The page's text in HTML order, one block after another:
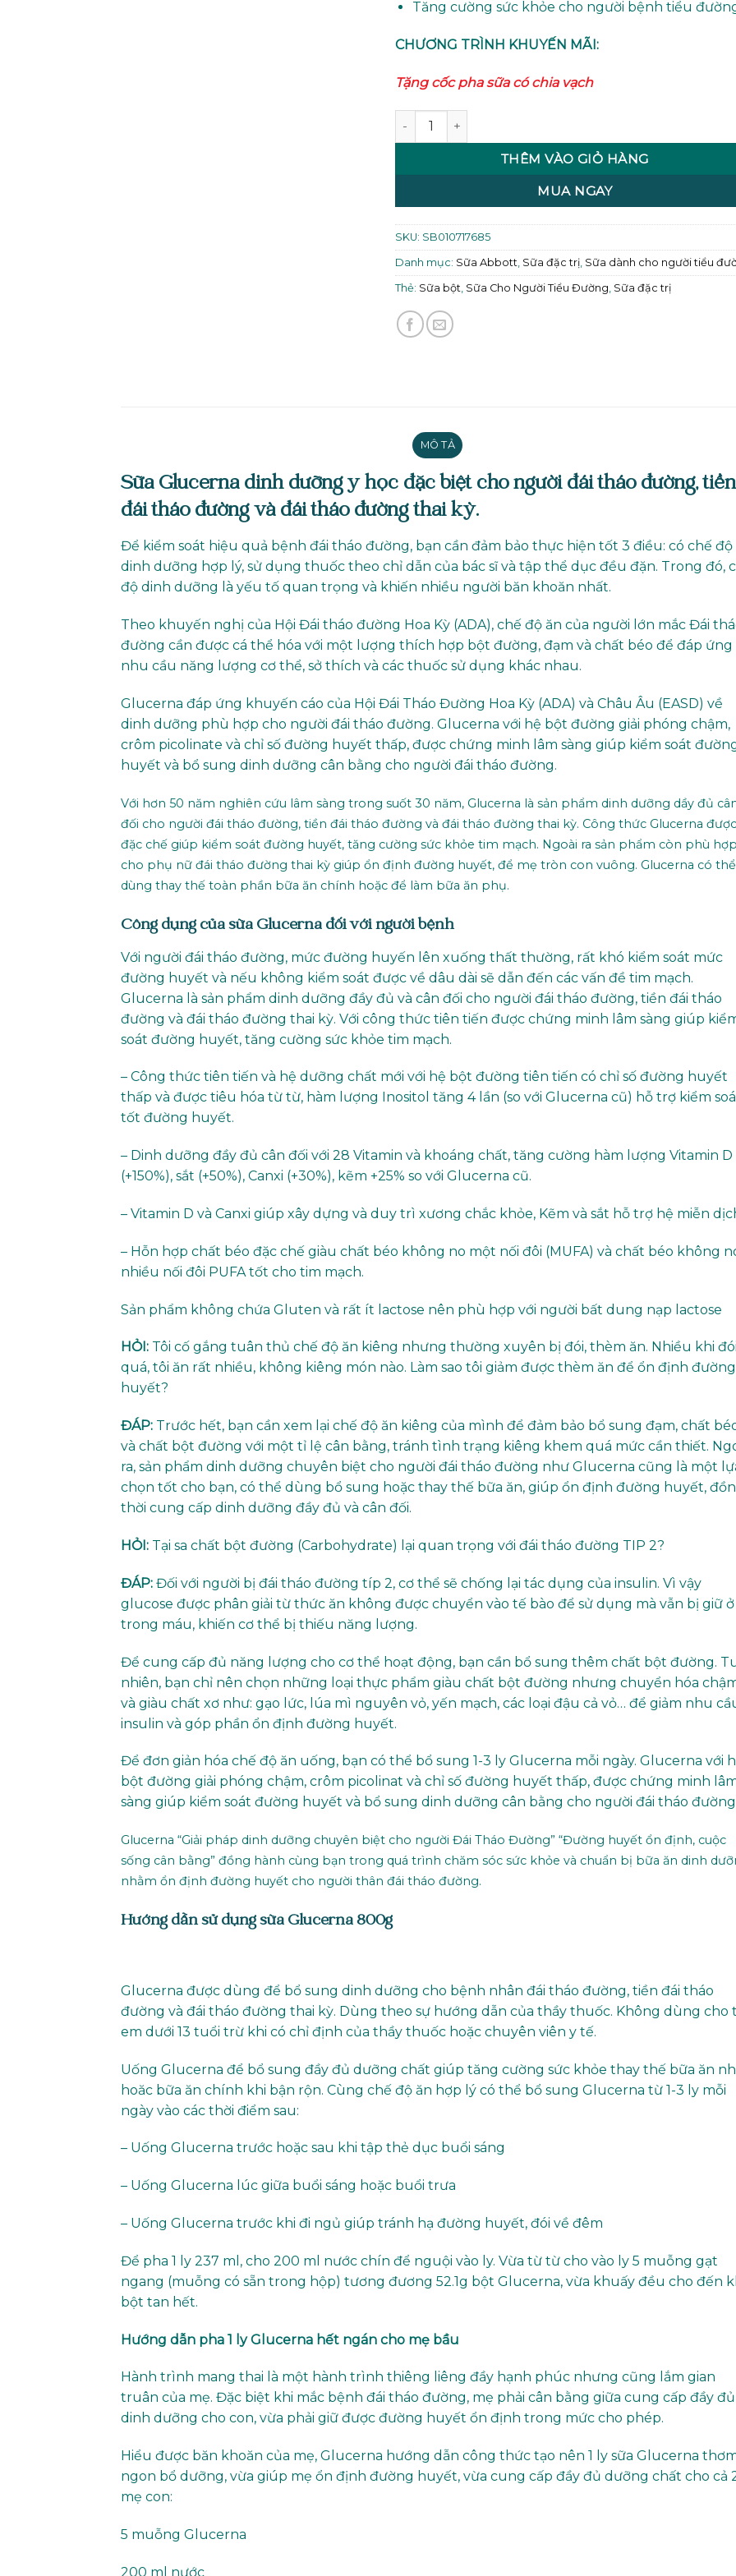
Tăng cường sức khỏe cho người bệnh tiểu
CHƯƠNG TRÌNH KHUYẾN MÃI:
Tặng cốc pha sữa có chia vạch
Sữa Glucerna Abbott 800g số lượng
THÊM VÀO GIỎ HÀNG
MUA NGAY
SKU: SB010717685
Danh mục: Sữa Abbott Sữa đặc trị, Sữa dành cho người tiểu
Thẻ: Sữa bột Sữa Cho Người Tiểu Đường Sữa đặc trị
MÔ TẢ
Sữa Glucerna dinh dưỡng y học đặc biệt cho người đái tháo đường, tiền
đái tháo đường và đái tháo đường thai kỳ.
Để kiểm soát hiệu quả bệnh đái tháo đường, bạn cần đảm bảo thực hiện tốt 3 điều: có chế độ
dinh dưỡng hợp lý, sử dụng thuốc theo chỉ dẫn của bác sĩ và tập thể dục đều đặn. Trong đó,
độ dinh dưỡng là yếu tố quan trọng và khiến nhiều người băn khoăn nhất.
Theo khuyến nghị của Hội Đái tháo đường Hoa Kỳ (ADA), chế độ ăn của người lớn mắc Đái
đường cần được cá thể hóa với một lượng thích hợp bột đường, đạm và chất béo để đáp ứng
nhu cầu năng lượng cơ thể, sở thích và các thuốc sử dụng khác nhau.
Glucerna đáp ứng khuyến cáo của Hội Đái Tháo Đường Hoa Kỳ (ADA) và Châu Âu (EASD) về
dinh dưỡng phù hợp cho người đái tháo đường. Glucerna với hệ bột đường giải phóng chậm,
crôm picolinate và chỉ số đường huyết thấp, được chứng minh lâm sàng giúp kiểm soát
huyết và bổ sung dinh dưỡng cân bằng cho người đái tháo đường.
Với hơn 50 năm nghiên cứu lâm sàng trong suốt 30 năm, Glucerna là sản phẩm dinh dưỡng dầy đủ
đối cho người đái tháo đường, tiền đái tháo đường và đái tháo đường thai kỳ. Công thức Glucerna được
đặc chế giúp kiểm soát đường huyết, tăng cường sức khỏe tim mạch. Ngoài ra sản phẩm còn phù hợp
cho phụ nữ đái tháo đường thai kỳ giúp ổn định đường huyết, để mẹ tròn con vuông. Glucerna có thể
dùng thay thế toàn phần bữa ăn chính hoặc để làm bữa ăn phụ.
Công dụng của sữa Glucerna đối với người bệnh
Với người đái tháo đường, mức đường huyến lên xuống thất thường, rất khó kiểm soát mức
đường huyết và nếu không kiểm soát được về dâu dài sẽ dẫn đến các vấn đề tim mạch.
Glucerna là sản phẩm dinh dưỡng đầy đủ và cân đối cho người đái tháo đường, tiền đái tháo
đường và đái tháo đường thai kỳ. Với công thức tiên tiến được chứng minh lâm sàng giúp
soát đường huyết, tăng cường sức khỏe tim mạch.
– Công thức tiên tiến và hệ dưỡng chất mới với hệ bột đường tiên tiến có chỉ số đường huyết
thấp và được tiêu hóa từ từ, hàm lượng Inositol tăng 4 lần (so với Glucerna cũ) hỗ trợ kiểm
tốt đường huyết.
– Dinh dưỡng đầy đủ cân đối với 28 Vitamin và khoáng chất, tăng cường hàm lượng Vitamin D
(+150%), sắt (+50%), Canxi (+30%), kẽm +25% so với Glucerna cũ.
– Vitamin D và Canxi giúp xây dựng và duy trì xương chắc khỏe, Kẽm và sắt hỗ trợ hệ miễn
– Hỗn hợp chất béo đặc chế giàu chất béo không no một nối đôi (MUFA) và chất béo không
nhiều nối đôi PUFA tốt cho tim mạch.
Sản phẩm không chứa Gluten và rất ít lactose nên phù hợp với người bất dung nạp lactose
HỎI: Tôi cố gắng tuân thủ chế độ ăn kiêng nhưng thường xuyên bị đói, thèm ăn. Nhiều khi đói
quá, tôi ăn rất nhiều, không kiêng món nào. Làm sao tôi giảm được thèm ăn để ổn định đường
huyết?
ĐÁP: Trước hết, bạn cần xem lại chế độ ăn kiêng của mình để đảm bảo bổ sung đạm, chất
và chất bột đường với một tỉ lệ cân bằng, tránh tình trạng kiêng khem quá mức cần thiết.
ra, sản phẩm dinh dưỡng chuyên biệt cho người đái tháo đường như Glucerna cũng là một
chọn tốt cho bạn, có thể dùng bổ sung hoặc thay thế bữa ăn, giúp ổn định đường huyết,
thời cung cấp dinh dưỡng đầy đủ và cân đối.
HỎI: Tại sa chất bột đường (Carbohydrate) lại quan trọng với đái tháo đường TIP 2?
ĐÁP: Đối với người bị đái tháo đường típ 2, cơ thể sẽ chống lại tác dụng của insulin. Vì vậy
glucose được phân giải từ thức ăn không được chuyển vào tế bào để sử dụng mà vẫn bị giữ ở
trong máu, khiến cơ thể bị thiếu năng lượng.
Để cung cấp đủ năng lượng cho cơ thể hoạt động, bạn cần bổ sung thêm chất bột đường.
nhiên, bạn chỉ nên chọn những loại thực phẩm giàu chất bột đường nhưng chuyển hóa
và giàu chất xơ như: gạo lức, lúa mì nguyên vỏ, yến mạch, các loại đậu cả vỏ… để giảm nhu
insulin và góp phần ổn định đường huyết.
Để đơn giản hóa chế độ ăn uống, bạn có thể bổ sung 1-3 ly Glucerna mỗi ngày. Glucerna với
bột đường giải phóng chậm, crôm picolinat và chỉ số đường huyết thấp, được chứng minh
sàng giúp kiểm soát đường huyết và bổ sung dinh dưỡng cân bằng cho người đái tháo
Glucerna “Giải pháp dinh dưỡng chuyên biệt cho người Đái Tháo Đường” “Đường huyết ổn định, cuộc
sống cân bằng” đồng hành cùng bạn trong quá trình chăm sóc sức khỏe và chuẩn bị bữa ăn dinh
nhằm ổn định đường huyết cho người thân đái tháo đường.
Hướng dẫn sử dụng sữa Glucerna 800g
Glucerna được dùng để bổ sung dinh dưỡng cho bệnh nhân đái tháo đường, tiền đái tháo
đường và đái tháo đường thai kỳ. Dùng theo sự hướng dẫn của thầy thuốc. Không dùng cho
em dưới 13 tuổi trừ khi có chỉ định của thầy thuốc hoặc chuyên viên y tế.
Uống Glucerna để bổ sung đầy đủ dưỡng chất giúp tăng cường sức khỏe thay thế bữa ăn
hoăc bữa ăn chính khi bận rộn. Cùng chế độ ăn hợp lý có thể bổ sung Glucerna từ 1-3 ly mỗi
ngày vào các thời điểm sau:
– Uống Glucerna trước hoặc sau khi tập thẻ dục buổi sáng
– Uống Glucerna lúc giữa buổi sáng hoặc buổi trưa
– Uống Glucerna trước khi đi ngủ giúp tránh hạ đường huyết, đói về đêm
Để pha 1 ly 237 ml, cho 200 ml nước chín để nguội vào ly. Vừa từ từ cho vào ly 5 muỗng gạt
ngang (muỗng có sẵn trong hộp) tương đương 52.1g bột Glucerna, vừa khuấy đều cho đến
bột tan hết.
Hướng dẫn pha 1 ly Glucerna hết ngán cho mẹ bầu
Hành trình mang thai là một hành trình thiêng liêng đầy hạnh phúc nhưng cũng lắm gian
truân của mẹ. Đặc biệt khi mắc bệnh đái tháo đường, mẹ phải cân bằng giữa cung cấp đầy đủ
dinh dưỡng cho con, vừa phải giữ được đường huyết ổn định trong mức cho phép.
Hiểu được băn khoăn của mẹ, Glucerna hướng dẫn công thức tạo nên 1 ly sữa Glucerna
ngon bổ dưỡng, vừa giúp mẹ ổn định đường huyết, vừa cung cấp đầy đủ dưỡng chất cho cả
mẹ con:
5 muỗng Glucerna
200 ml nước